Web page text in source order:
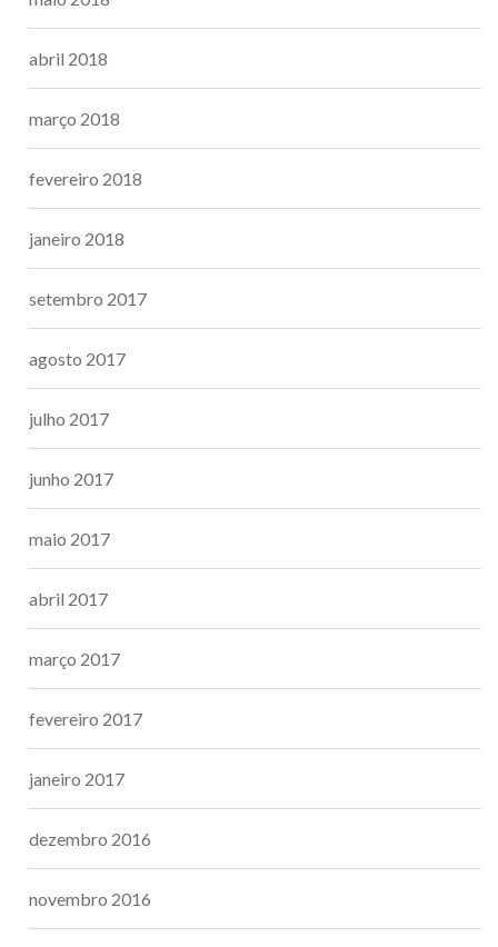
abril 2018
março 2018
fevereiro 2018
janeiro 2018
setembro 2017
agosto 2017
julho 2017
junho 2017
maio 2017
abril 2017
março 2017
fevereiro 2017
janeiro 2017
dezembro 2016
novembro 2016